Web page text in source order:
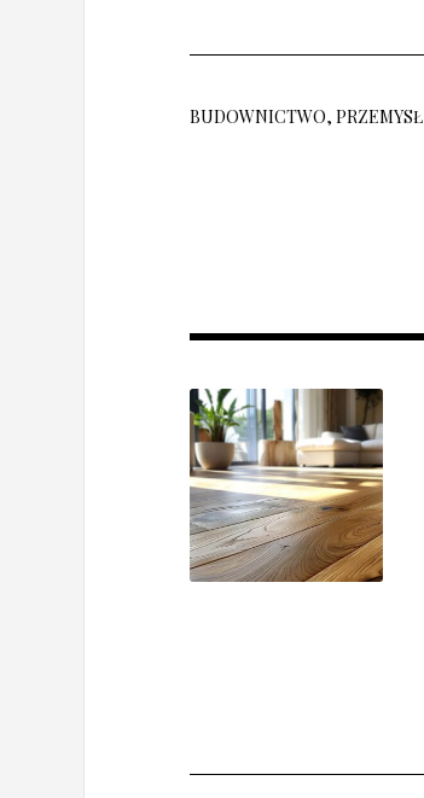
BUDOWNICTWO, PRZEMYSŁ